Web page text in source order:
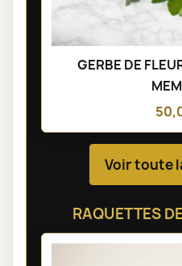
GERBE DE
Voir toute
RAQUETTES